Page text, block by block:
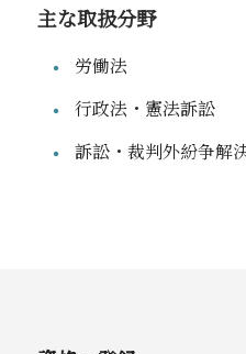
主な取扱分野
労働法
行政法・憲法訴訟
訴訟・裁判外紛争解